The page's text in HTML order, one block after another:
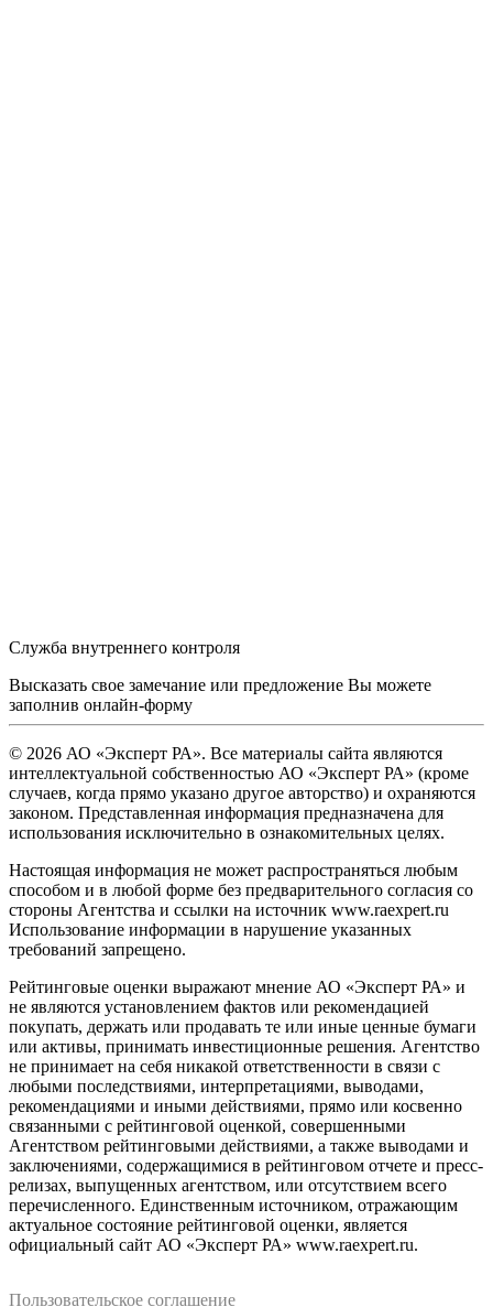
Служба внутреннего контроля
Высказать свое замечание или предложение Вы можете
заполнив онлайн-форму
© 2026 АО «Эксперт РА». Все материалы сайта являются
интеллектуальной собственностью АО «Эксперт РА» (кроме
случаев, когда прямо указано другое авторство) и охраняются
законом. Представленная информация предназначена для
использования исключительно в ознакомительных целях.
Настоящая информация не может распространяться любым
способом и в любой форме без предварительного согласия со
стороны Агентства и ссылки на источник www.raexpert.ru
Использование информации в нарушение указанных
требований запрещено.
Рейтинговые оценки выражают мнение АО «Эксперт РА» и
не являются установлением фактов или рекомендацией
покупать, держать или продавать те или иные ценные бумаги
или активы, принимать инвестиционные решения. Агентство
не принимает на себя никакой ответственности в связи с
любыми последствиями, интерпретациями, выводами,
рекомендациями и иными действиями, прямо или косвенно
связанными с рейтинговой оценкой, совершенными
Агентством рейтинговыми действиями, а также выводами и
заключениями, содержащимися в рейтинговом отчете и пресс-
релизах, выпущенных агентством, или отсутствием всего
перечисленного. Единственным источником, отражающим
актуальное состояние рейтинговой оценки, является
официальный сайт АО «Эксперт РА» www.raexpert.ru.
Пользовательское соглашение